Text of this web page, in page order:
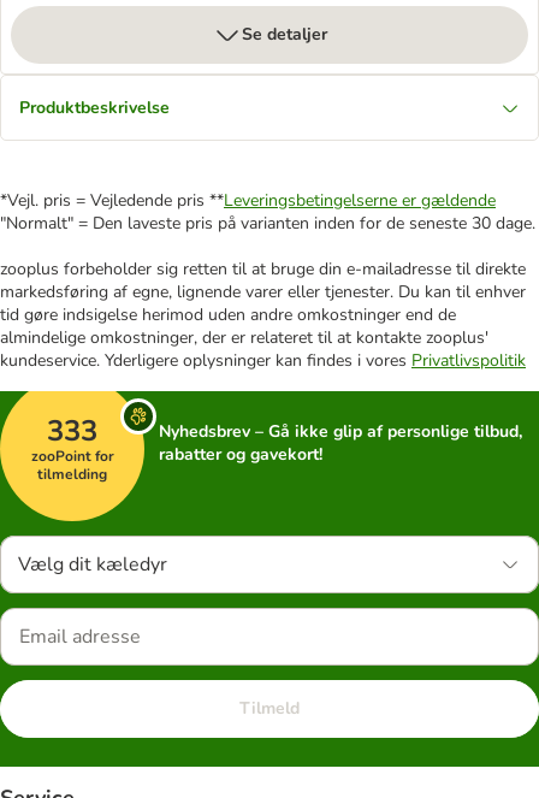
Se detaljer
Produktbeskrivelse
*Vejl. pris = Vejledende pris **Leveringsbetingelserne er gældende
"Normalt" = Den laveste pris på varianten inden for de seneste 30 dage.
zooplus forbeholder sig retten til at bruge din e-mailadresse til direkte
markedsføring af egne, lignende varer eller tjenester. Du kan til enhver
tid gøre indsigelse herimod uden andre omkostninger end de
almindelige omkostninger, der er relateret til at kontakte zooplus'
kundeservice. Yderligere oplysninger kan findes i vores Privatlivspolitik
333
zooPoint for
tilmelding
Nyhedsbrev – Gå ikke glip af personlige tilbud,
rabatter og gavekort!
Vælg dit kæledyr
Tilmeld